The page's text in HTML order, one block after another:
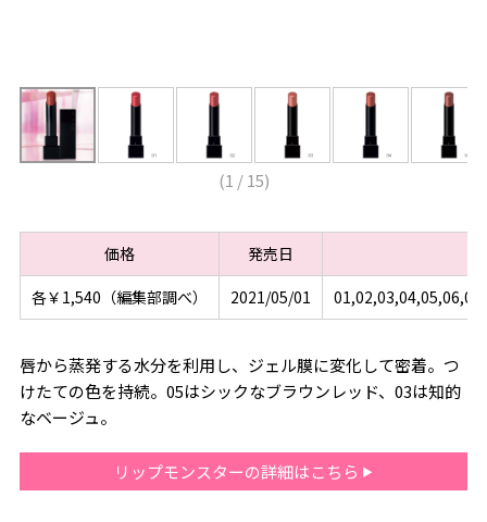
(1 /15)
価格
発売日
各￥1,540（編集部調べ）
2021/05/01
唇から蒸発する水分を利用し、ジェル膜に変化して密着。つ
けたての色を持続。05はシックなブラウンレッド、03は知的
なベージュ。
リップモンスターの詳細はこちら